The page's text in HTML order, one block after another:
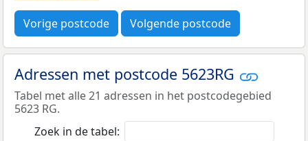
Vorige postcode Volgende postcode
Adressen met postcode 5623RG
Tabel met alle 21 adressen in het postcodegebied
5623 RG.
Zoek in de tabel: